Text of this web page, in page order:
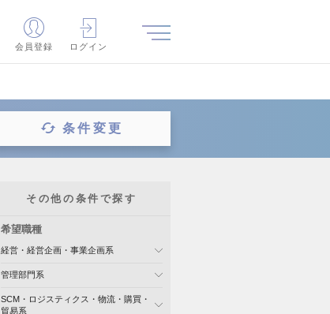
会員登録 ログイン
条件変更
その他の条件で探す
希望職種
経営・経営企画・事業企画系
管理部門系
SCM・ロジスティクス・物流・購買・
貿易系